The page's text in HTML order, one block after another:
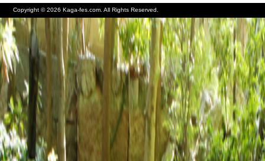
Copyright © 2026 Kaga-fes.com. All Rights Reserved.